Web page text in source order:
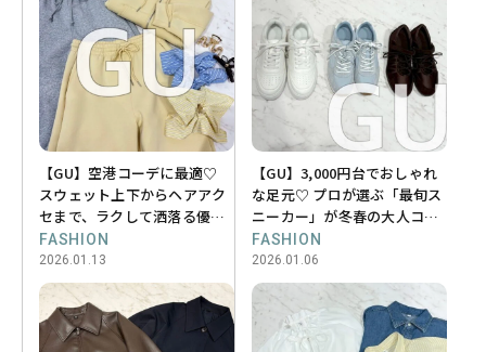
【GU】空港コーデに最適♡
スウェット上下からヘアアク
セまで、ラクして洒落る優秀
アイテム6選
【GU】3,000円台でおしゃれ
な足元♡ プロが選ぶ「最旬ス
ニーカー」が冬春の大人コー
デに効く！
FASHION
2026.01.13
FASHION
2026.01.06